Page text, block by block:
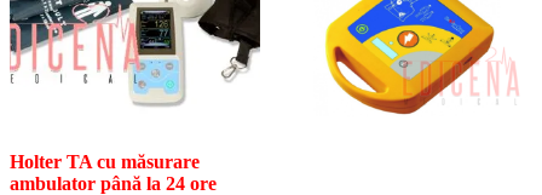
Holter TA cu măsurare
ambulator până la 24 ore